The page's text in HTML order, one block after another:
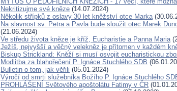
Nekritizujme své kněze (14.07.2024)
Několik střípků z oslavy 30 let kněžství otce Marka
Na slavnost sv. Petra a Pavla bude sloužit otec Marek
(21.06.2024)
Ve středu života kněze je kříž, Eucharistie a Panna Maria
Ježíš, nejvyšší a věčný velekněz je přítomen v každém
Biskup Strickland: Kněží si musí osvojit eucharistickou
Modlitba za blahořečení P. Ignáce Stuchlého SDB
Bulletin o tom, jak věřili (05.01.2024)
Výročí od smrti služebníka Božího P. Ignáce Stuchlého
PROHLÁŠENÍ Světového apoštolátu Fatimy v ČR